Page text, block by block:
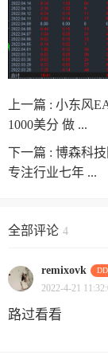
上一篇 : 小东风
1000美分 做 ...
下一篇 : 博森科
专注行业七年 ...
全部评论 4
remixovk DD
2022-4-21
路过看看